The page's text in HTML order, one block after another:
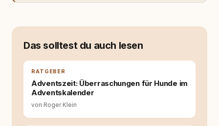
Fachwissen. Der Wendepunkt kam mit meinem
moderner Hundeerziehung
entsteht echte Bindung dort, wo Verständnis
Wissen ersetzt – nicht umgekehrt. Aus dieser
Entwicklung entstand rundum.dog – ein
Wissens- und Serviceportal für
und der Schweiz. Meine Überzeugung:
Tierschutz beginnt mit Wissen. Wer seinen
Das solltest du auch lesen
RATGEBER
Adventszeit: Überraschungen für Hunde im
Adventskalender
von Roger Klein